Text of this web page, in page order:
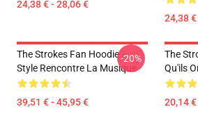
24,38 € - 28,06 €
24,38
The Strokes Fan Hoodie –
Style Rencontre La Musique
39,51 € - 45,95 €
-20%
The
Qu'ils
20,14